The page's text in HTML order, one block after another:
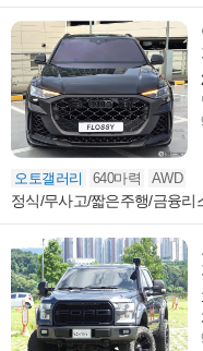
오토갤러리 640마력 AWD
정식/무사고/짧은주행/금융리